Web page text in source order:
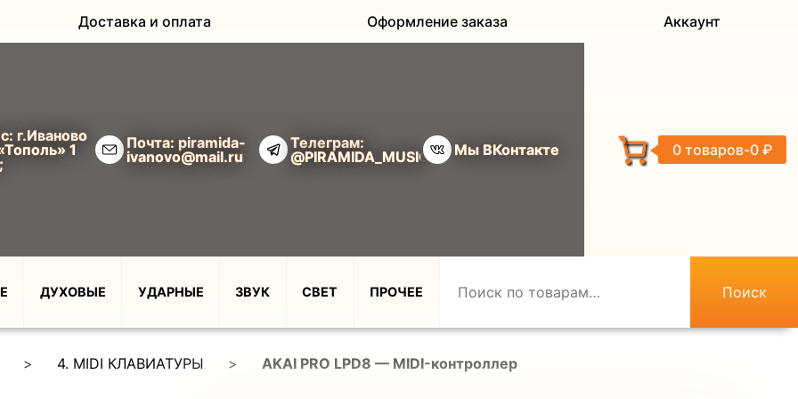
Доставка и оплата Оформление заказа Аккаунт
г.Иваново
1
Почта: piramida-
ivanovo@mail.ru
Телеграм:
@PIRAMIDA_MUSIC
Мы ВКонтакте 0 товаров 0 ₽
ДУХОВЫЕ УДАРНЫЕ ЗВУК СВЕТ ПРОЧЕЕ Поиск
> 4. MIDI КЛАВИАТУРЫ > AKAI PRO LPD8 — MIDI-контроллер